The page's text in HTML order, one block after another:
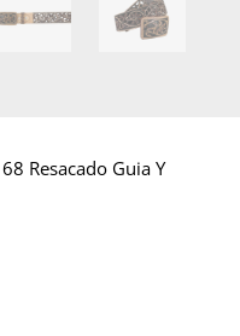
Resacado Guia Y